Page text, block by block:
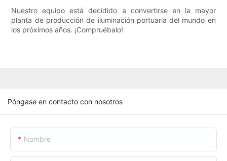
Nuestro equipo está decidido a convertirse en la mayor
planta de producción de iluminación portuaria del mundo en
los próximos años. ¡Compruébalo!
Póngase en contacto con nosotros
Nombre